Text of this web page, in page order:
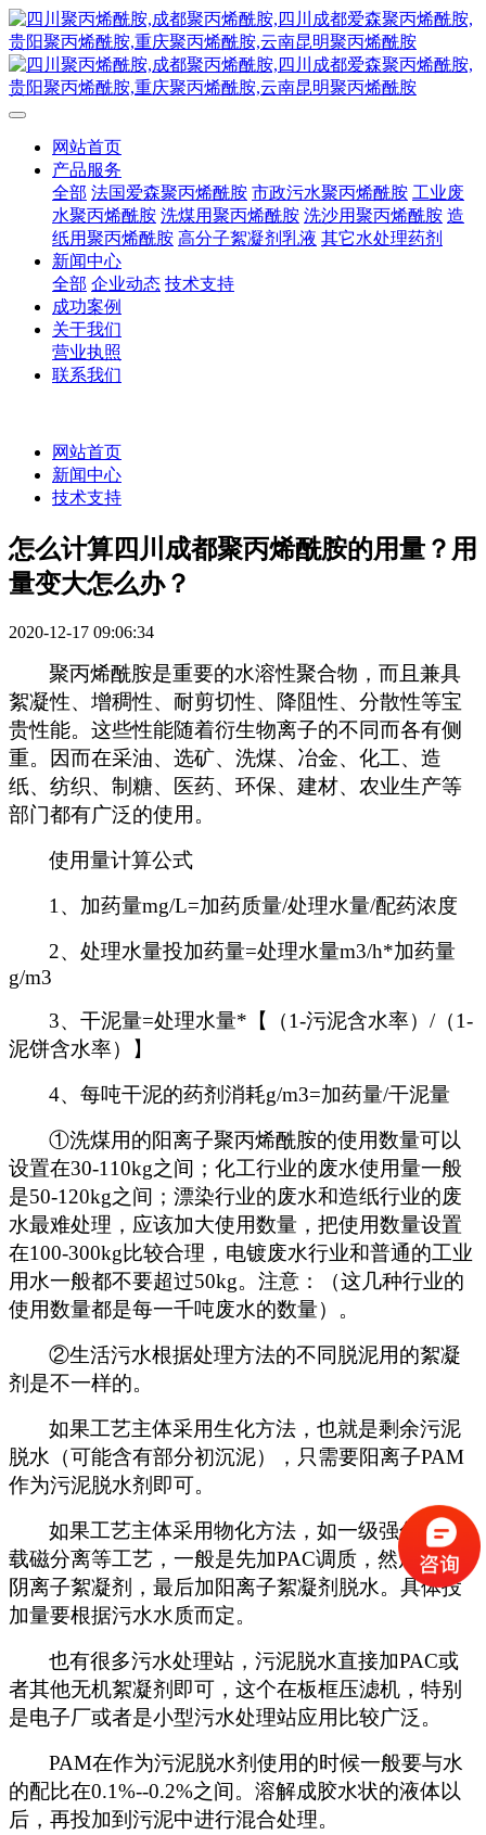
网站首页
产品服务
全部 法国爱森聚丙烯酰胺 市政污水聚丙烯酰胺 工业废
水聚丙烯酰胺 洗煤用聚丙烯酰胺 洗沙用聚丙烯酰胺 造
纸用聚丙烯酰胺 高分子絮凝剂乳液 其它水处理药剂
新闻中心
全部 企业动态 技术支持
成功案例
关于我们
营业执照
联系我们
网站首页
新闻中心
技术支持
怎么计算四川成都聚丙烯酰胺的用量？用
量变大怎么办？
2020-12-17 09:06:34
聚丙烯酰胺是重要的水溶性聚合物，而且兼具
絮凝性、增稠性、耐剪切性、降阻性、分散性等宝
贵性能。这些性能随着衍生物离子的不同而各有侧
重。因而在采油、选矿、洗煤、冶金、化工、造
纸、纺织、制糖、医药、环保、建材、农业生产等
部门都有广泛的使用。
使用量计算公式
1 、加药量mg/L=加药质量/处理水量/配药浓度
2、处理水量投加药量=处理水量m3/h*加药量
g/m3
3、干泥量=处理水量* 【（1-污泥含水率） /（1-
泥饼含水率）】
4、每吨干泥的药剂消耗g/m3=加药量/干泥量
①洗煤用的阳离子聚丙烯酰胺的使用数量可以
设置在30-110kg之间；化工行业的废水使用量一般
是50-120kg之间；漂染行业的废水和造纸行业的废
水最难处理，应该加大使用数量，把使用数量设置
在100-300kg比较合理，电镀废水行业和普通的工业
用水一般都不要超过50kg。注意：（这几种行业的
使用数量都是每一千吨废水的数量）。
②生活污水根据处理方法的不同脱泥用的絮凝
剂是不一样的。
如果工艺主体采用生化方法，也就是剩余污泥
脱水（可能含有部分初沉泥），只需要阳离子PAM
作为污泥脱水剂即可。
如果工艺主体采用物化方法，如一级强化，加
载磁分离等工艺，一般是先加PAC调质，然后再加
阴离子絮凝剂，最后加阳离子絮凝剂脱水。具体投
加量要根据污水水质而定。
也有很多污水处理站，污泥脱水直接加PAC或
者其他无机絮凝剂即可，这个在板框压滤机，特别
是电子厂或者是小型污水处理站应用比较广泛。
PAM在作为污泥脱水剂使用的时候一般要与水
的配比在0.1%--0.2%之间。溶解成胶水状的液体以
后，再投加到污泥中进行混合处理。